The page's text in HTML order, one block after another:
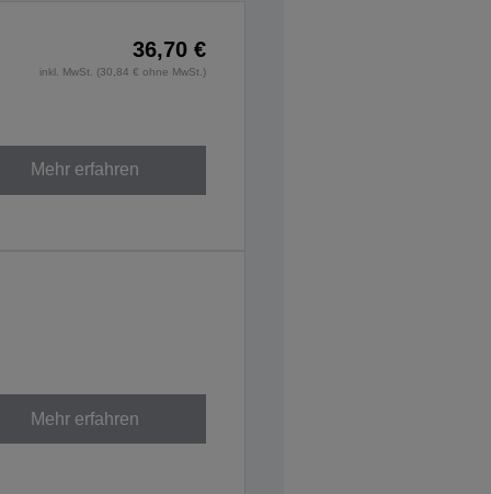
36,70 €
inkl. MwSt. (30,84 € ohne MwSt.)
Mehr erfahren
Mehr erfahren